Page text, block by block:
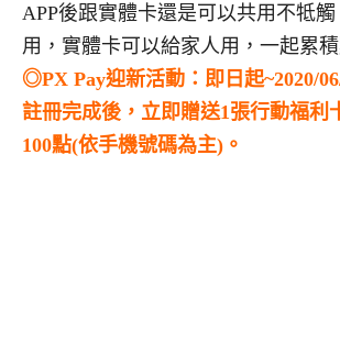
APP後跟實體卡還是可以共用不牴
用，實體卡可以給家人用，一起累
◎PX Pay迎新活動：即日起~2020/
註冊完成後，立即贈送1張行動福利
100點(依手機號碼為主)。